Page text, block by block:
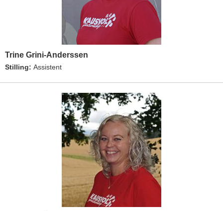
Trine Grini-Anderssen
Stilling: Assistent